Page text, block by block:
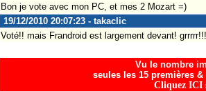
Bon je vote avec mon PC, et mes 2 Mozart =)
19/12/2010 20:07:23 - takaclic
Voté!! mais Frandroid est largement devant! grrrrr!!!
Vu le nombre
seules les 15 premières
Cliquez ICI